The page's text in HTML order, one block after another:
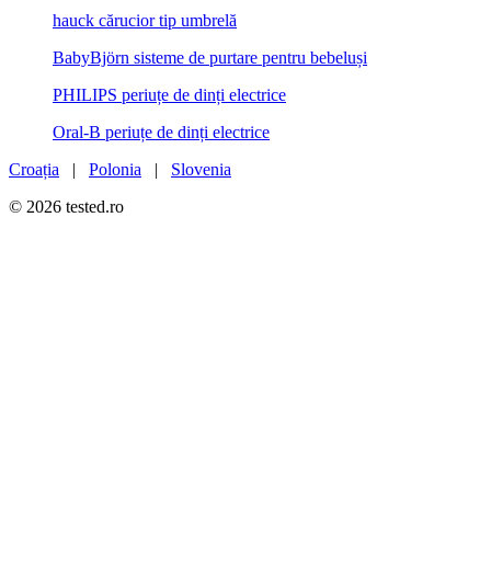
hauck cărucior tip umbrelă
BabyBjörn sisteme de purtare pentru bebeluși
PHILIPS periuțe de dinți electrice
Oral-B periuțe de dinți electrice
Croația | Polonia | Slovenia
© 2026 tested.ro